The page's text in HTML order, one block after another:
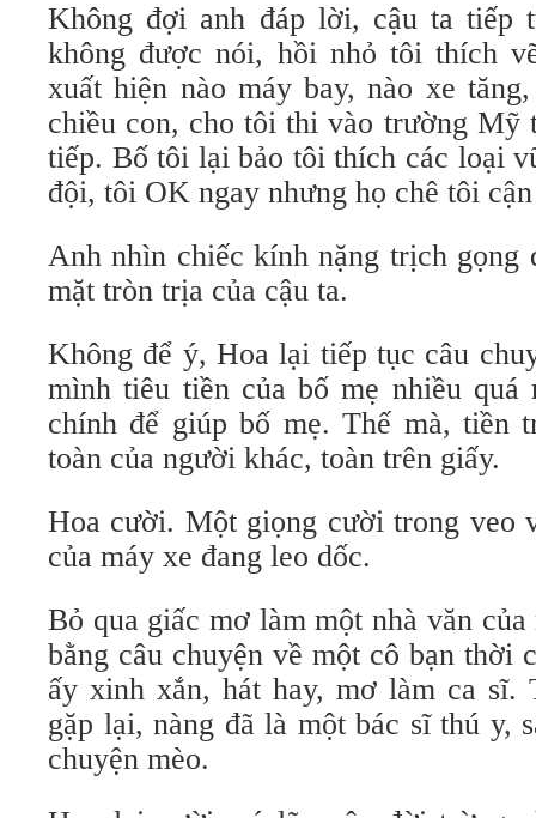
Không đợi anh đáp lời, cậu ta tiếp
không được nói, hồi nhỏ tôi thích
xuất hiện nào máy bay, nào xe
chiều con, cho tôi thi vào trường Mỹ
tiếp. Bố tôi lại bảo tôi thích các loại
đội, tôi OK ngay nhưng họ chê tôi
Anh nhìn chiếc kính nặng trịch gọng
mặt tròn trịa của cậu ta.
Không để ý, Hoa lại tiếp tục câu
mình tiêu tiền của bố mẹ nhiều quá
chính để giúp bố mẹ. Thế mà, tiền
toàn của người khác, toàn trên giấy.
Hoa cười. Một giọng cười trong veo
của máy xe đang leo dốc.
Bỏ qua giấc mơ làm một nhà văn
bằng câu chuyện về một cô bạn thời
ấy xinh xắn, hát hay, mơ làm ca sĩ.
gặp lại, nàng đã là một bác sĩ thú y,
chuyện mèo.